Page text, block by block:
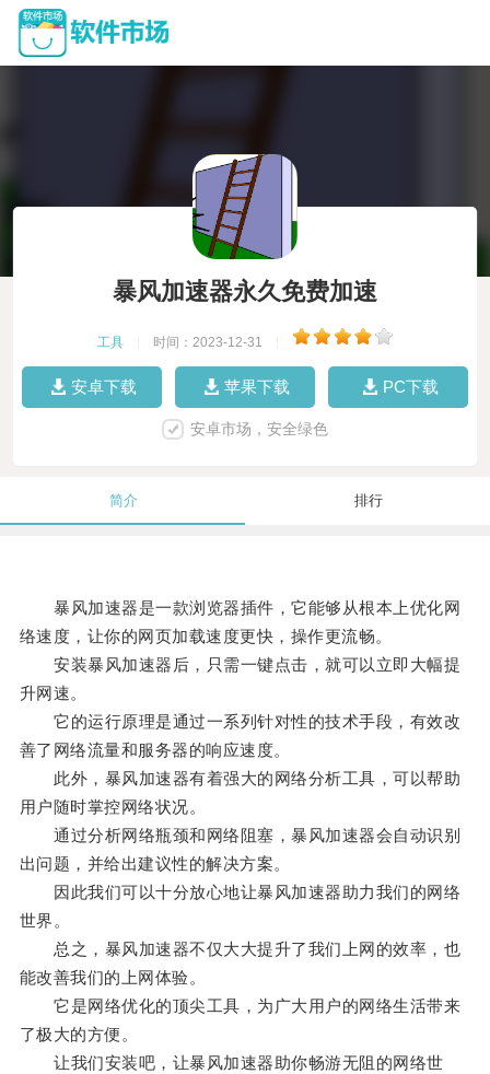
暴风加速器永久免费加速
工具 时间：2023-12-31
安卓下载 苹果下载 PC下载
安卓市场，安全绿色
简介 排行
暴风加速器是一款浏览器插件，它能够从根本上优化网
络速度，让你的网页加载速度更快，操作更流畅。
安装暴风加速器后，只需一键点击，就可以立即大幅提
升网速。
它的运行原理是通过一系列针对性的技术手段，有效改
善了网络流量和服务器的响应速度。
此外，暴风加速器有着强大的网络分析工具，可以帮助
用户随时掌控网络状况。
通过分析网络瓶颈和网络阻塞，暴风加速器会自动识别
出问题，并给出建议性的解决方案。
因此我们可以十分放心地让暴风加速器助力我们的网络
世界。
总之，暴风加速器不仅大大提升了我们上网的效率，也
能改善我们的上网体验。
它是网络优化的顶尖工具，为广大用户的网络生活带来
了极大的方便。
让我们安装吧，让暴风加速器助你畅游无阻的网络世